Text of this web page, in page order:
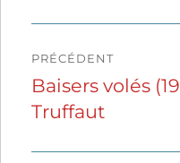
de
l’article
PRÉCÉDENT
Publication
précédente :
Baisers volés
Truffaut